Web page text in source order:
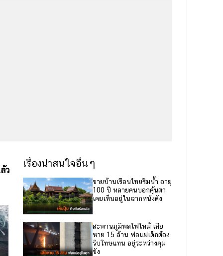
ว
เรื่องน่าสนใจอื่นๆ
ขายบ้านเรือนไทยริมน้ำ อายุ
100 ปี หลายคนบอกคุ้นตา
เคยเห็นอยู่ในฉากหนังดัง
สะพานภูมิพลไฟไหม้ เสีย
หาย 15 ล้าน พ่อแม่เด็กต้อง
รับโทษแทน อยู่ระหว่างคุม
ขัง